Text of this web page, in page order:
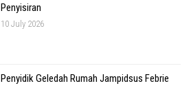
Penyisiran
10 July 2026
Penyidik Geledah Rumah Jampidsus Febrie